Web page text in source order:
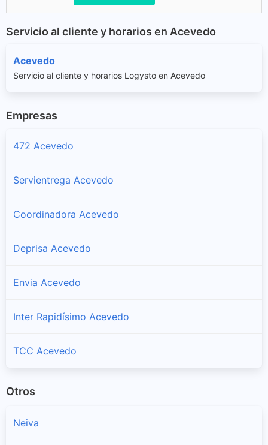
Servicio al cliente y horarios en Acevedo
Acevedo
Servicio al cliente y horarios Logysto en Acevedo
Empresas
472 Acevedo
Servientrega Acevedo
Coordinadora Acevedo
Deprisa Acevedo
Envia Acevedo
Inter Rapidísimo Acevedo
TCC Acevedo
Otros
Neiva